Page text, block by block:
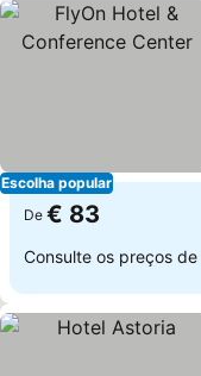
Escolha popular
De € 83
Consulte os preços de